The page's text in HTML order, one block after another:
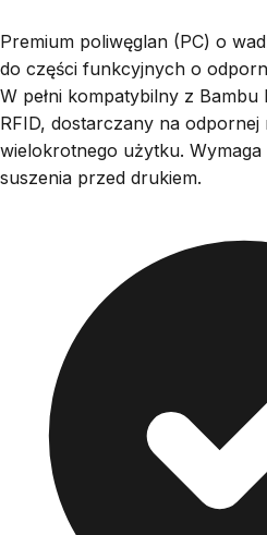
Premium poliwęglan (PC) o
do części funkcyjnych o
W pełni kompatybilny z
RFID, dostarczany na
wielokrotnego użytku.
suszenia przed drukiem.